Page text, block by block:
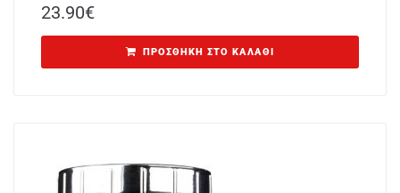
23.90€
ΠΡΟΣΘΉΚΗ ΣΤΟ ΚΑΛΆΘΙ